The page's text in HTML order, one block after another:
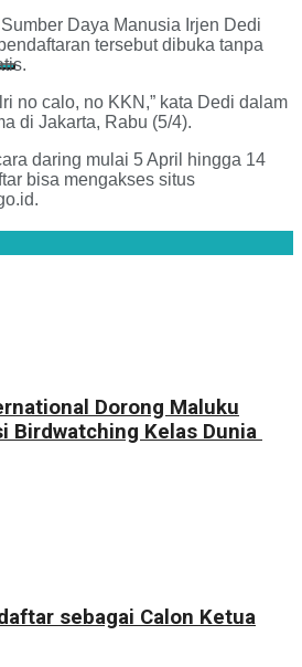
Daya Manusia Irjen Dedi
tersebut dibuka tanpa
no calo, no KKN,” kata Dedi dalam
di Jakarta, Rabu (5/4).
daring mulai 5 April hingga 14
bisa mengakses situs
Dorong Maluku
Birdwatching Kelas Dunia
sebagai Calon Ketua